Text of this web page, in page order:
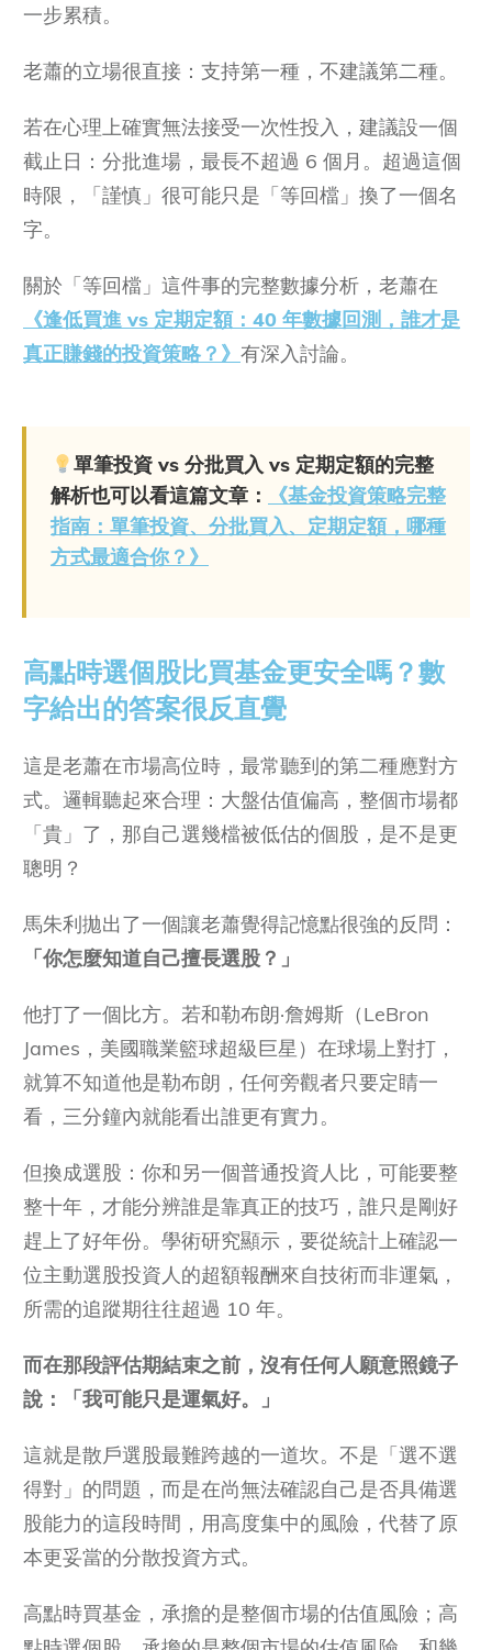
一步累積。
老蕭的立場很直接：支持第一種，不建議第二種。
若在心理上確實無法接受一次性投入，建議設一個
截止日：分批進場，最長不超過 6 個月。超過這個
時限，「謹慎」很可能只是「等回檔」換了一個名
字。
關於「等回檔」這件事的完整數據分析，老蕭在
《逢低買進 vs 定期定額：40 年數據回測，誰才是
真正賺錢的投資策略？》 有深入討論。
單筆投資 vs 分批買入 vs 定期定額的完整
解析也可以看這篇文章：
《基金投資策略完整
指南：單筆投資、分批買入、定期定額，哪種
方式最適合你？》
高點時選個股比買基金更安全嗎？數
字給出的答案很反直覺
這是老蕭在市場高位時，最常聽到的第二種應對方
式。邏輯聽起來合理：大盤估值偏高，整個市場都
「貴」了，那自己選幾檔被低估的個股，是不是更
聰明？
馬朱利拋出了一個讓老蕭覺得記憶點很強的反問：
「你怎麼知道自己擅長選股？」
他打了一個比方。若和勒布朗·詹姆斯（LeBron
James，美國職業籃球超級巨星）在球場上對打，
就算不知道他是勒布朗，任何旁觀者只要定睛一
看，三分鐘內就能看出誰更有實力。
但換成選股：你和另一個普通投資人比，可能要整
整十年，才能分辨誰是靠真正的技巧，誰只是剛好
趕上了好年份。學術研究顯示，要從統計上確認一
位主動選股投資人的超額報酬來自技術而非運氣，
所需的追蹤期往往超過 10 年。
而在那段評估期結束之前，沒有任何人願意照鏡子
說：「我可能只是運氣好。」
這就是散戶選股最難跨越的一道坎。不是「選不選
得對」的問題，而是在尚無法確認自己是否具備選
股能力的這段時間，用高度集中的風險，代替了原
本更妥當的分散投資方式。
高點時買基金，承擔的是整個市場的估值風險；高